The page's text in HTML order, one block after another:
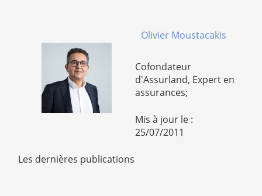
Olivier Moustacakis
Cofondateur
d'Assurland, Expert en
assurances;
Mis à jour le :
25/07/2011
Les dernières publications